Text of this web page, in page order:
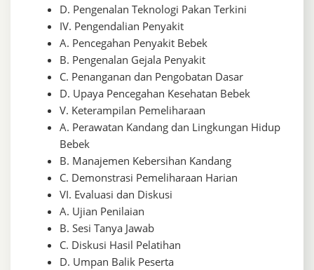
D. Pengenalan Teknologi Pakan Terkini
IV. Pengendalian Penyakit
A. Pencegahan Penyakit Bebek
B. Pengenalan Gejala Penyakit
C. Penanganan dan Pengobatan Dasar
D. Upaya Pencegahan Kesehatan Bebek
V. Keterampilan Pemeliharaan
A. Perawatan Kandang dan Lingkungan Hidup
Bebek
B. Manajemen Kebersihan Kandang
C. Demonstrasi Pemeliharaan Harian
VI. Evaluasi dan Diskusi
A. Ujian Penilaian
B. Sesi Tanya Jawab
C. Diskusi Hasil Pelatihan
D. Umpan Balik Peserta